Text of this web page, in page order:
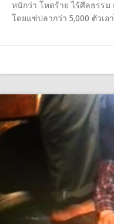
หนักว่า โหดร้าย ไร้ศีลธรร
โดยแช่ปลากว่า 5,000 ตัวเอ